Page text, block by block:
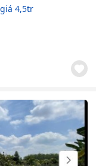
4,5tr